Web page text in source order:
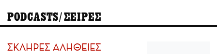
PODCASTS/ΣΕΙΡΕΣ
ΣΚΛΗΡΕΣ ΑΛΗΘΕΙΕΣ